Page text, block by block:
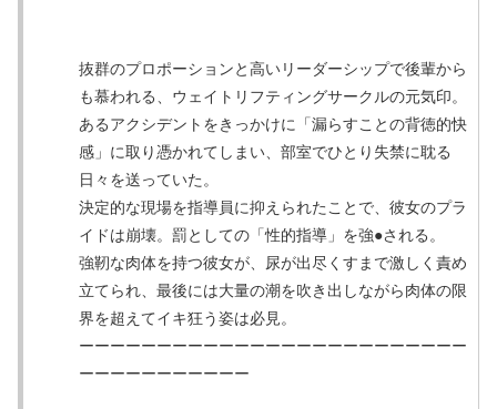
抜群のプロポーションと高いリーダーシップで後輩から
も慕われる、ウェイトリフティングサークルの元気印。
あるアクシデントをきっかけに「漏らすことの背徳的快
感」に取り憑かれてしまい、部室でひとり失禁に耽る
日々を送っていた。
決定的な現場を指導員に抑えられたことで、彼女のプラ
イドは崩壊。罰としての「性的指導」を強●される。
強靭な肉体を持つ彼女が、尿が出尽くすまで激しく責め
立てられ、最後には大量の潮を吹き出しながら肉体の限
界を超えてイキ狂う姿は必見。
ーーーーーーーーーーーーーーーーーーーーーーーーー
ーーーーーーーーーーー